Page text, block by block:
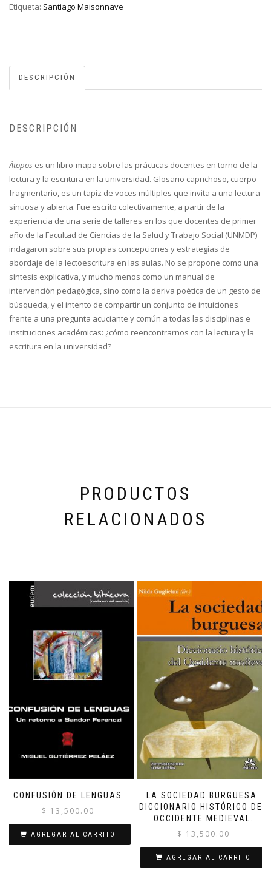
Etiqueta: Santiago Maisonnave
DESCRIPCIÓN
DESCRIPCIÓN
Átopos es un libro-mapa sobre las prácticas docentes en torno de la
lectura y la escritura en la universidad. Glosario caprichoso, cuerpo
fragmentario, es un tapiz de voces múltiples que invita a una lectura
sinuosa y abierta. Fue escrito colectivamente, a partir de la
experiencia de una serie de talleres en los que docentes de primer
año de la Facultad de Ciencias de la Salud y Trabajo Social (UNMDP)
indagaron sobre sus propias concepciones y estrategias de
abordaje de la lectoescritura en las aulas. No se propone como una
síntesis explicativa, y mucho menos como un manual de
intervención pedagógica, sino como la deriva poética de un gesto de
búsqueda, y el intento de compartir un conjunto de intuiciones
frente a una pregunta acuciante y común a todas las disciplinas e
instituciones académicas: ¿cómo reencontrarnos con la lectura y la
escritura en la universidad?
PRODUCTOS
RELACIONADOS
CONFUSIÓN DE LENGUAS
$ 13,500.00
AGREGAR AL CARRITO
LA SOCIEDAD BURGUESA.
DICCIONARIO HISTÓRICO DEL
OCCIDENTE MEDIEVAL.
$ 13,500.00
AGREGAR AL CARRITO